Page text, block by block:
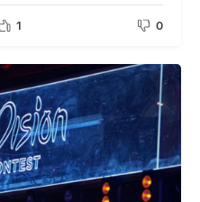
1 0